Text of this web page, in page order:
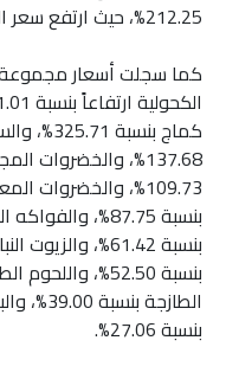
212.25%، حيث ارتفع سعر الغاز بنسبة 427.95%.
كما سجلت أسعار مجموعة
بنسبة 27.06%.